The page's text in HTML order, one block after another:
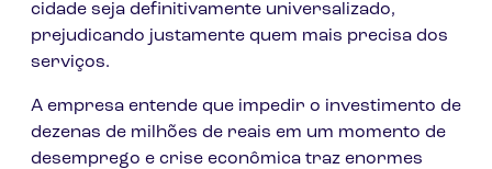
cidade seja definitivamente universalizado,
prejudicando justamente quem mais precisa dos
serviços.
A empresa entende que impedir o investimento de
dezenas de milhões de reais em um momento de
desemprego e crise econômica traz enormes